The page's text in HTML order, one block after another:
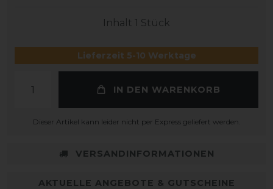
Inhalt 1 Stück
Lieferzeit 5-10 Werktage
IN DEN WARENKORB
Dieser Artikel kann leider nicht per Express geliefert werden.
VERSANDINFORMATIONEN
AKTUELLE ANGEBOTE & GUTSCHEINE